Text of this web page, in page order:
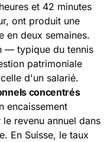
et 42 minutes
ont produit une
en deux semaines.
— typique du tennis
patrimoniale
d'un salarié.
concentrés
encaissement
revenu annuel dans
En Suisse, le taux